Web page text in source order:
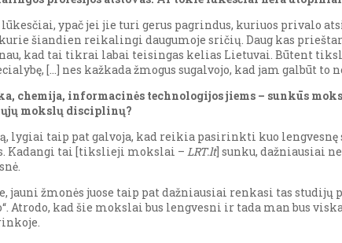
ypač jei jie turi gerus pagrindus, kuriuos privalo
šiandien reikalingi daugumoje sričių. Daug kas
kad tai tikrai labai teisingas kelias Lietuvai. Būtent
[…] nes kažkada žmogus sugalvojo, kad jam galbūt to
chemija, informacinės technologijos jiems – sunkūs
mokslų disciplinų?
lygiai taip pat galvoja, kad reikia pasirinkti kuo lengvesnę
Kadangi tai [tikslieji mokslai – LRT.lt] sunku, dažniausiai
žmonės juose taip pat dažniausiai renkasi tas studijų
Atrodo, kad šie mokslai bus lengvesni ir tada man bus